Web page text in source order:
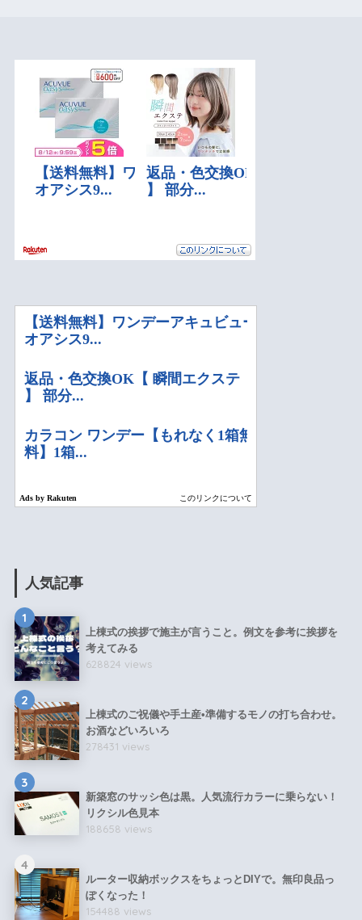
人気記事
1
上棟式の挨拶で施主が言うこと。例文を参考に挨拶を
考えてみる
628824 views
2
上棟式のご祝儀や手土産•準備するモノの打ち合わせ。
お酒などいろいろ
278431 views
3
新築窓のサッシ色は黒。人気流行カラーに乗らない！
リクシル色見本
188658 views
4
ルーター収納ボックスをちょっとDIYで。無印良品っ
ぽくなった！
154488 views